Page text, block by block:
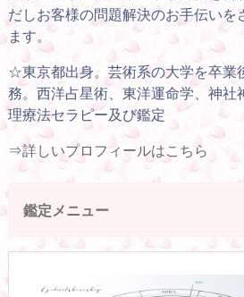
だしお客様の問題解決のお手伝いを
ます。
☆東京都出身。芸術系の大学を卒業
務。西洋占星術、東洋運命学、神
理療法セラピー及び鑑定
⇒詳しいプロフィールはこちら
鑑定メニュー